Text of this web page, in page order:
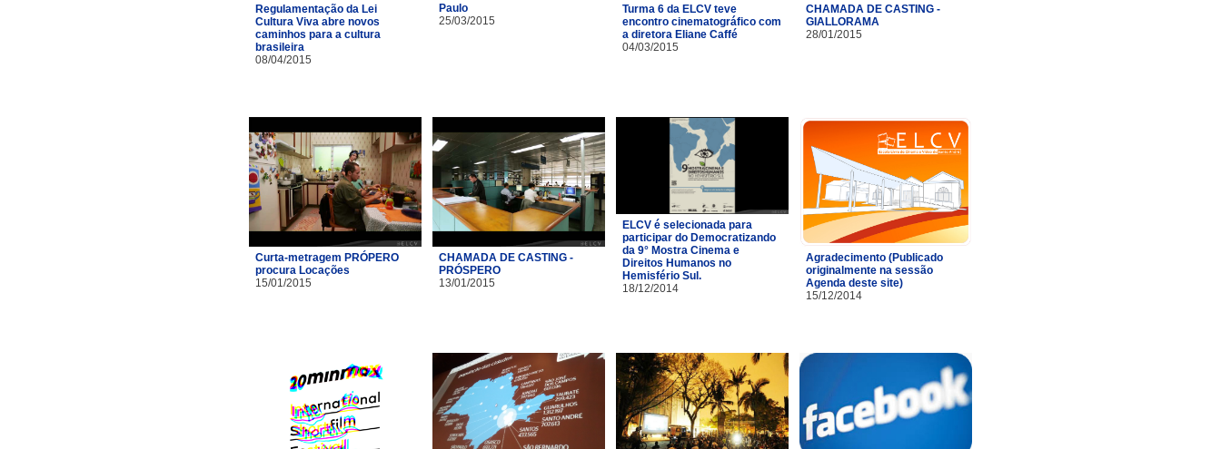
Regulamentação da Lei
Cultura Viva abre novos
caminhos para a cultura
brasileira
08/04/2015
Paulo
25/03/2015
Turma 6 da ELCV teve
encontro cinematográfico com
a diretora Eliane Caffé
04/03/2015
CHAMADA DE CASTING -
GIALLORAMA
28/01/2015
Curta-metragem PRÓPERO
procura Locações
15/01/2015
CHAMADA DE CASTING -
PRÓSPERO
13/01/2015
ELCV é selecionada para
participar do Democratizando
da 9° Mostra Cinema e
Direitos Humanos no
Hemisfério Sul.
18/12/2014
Agradecimento (Publicado
originalmente na sessão
Agenda deste site)
15/12/2014